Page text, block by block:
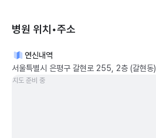
병원 위치•주소
연신내역
서울특별시 은평구 갈현로 255, 2층 (갈현동)
지도 준비 중